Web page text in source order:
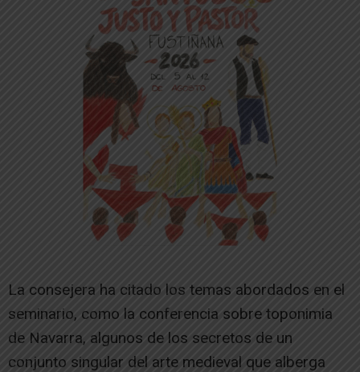
La consejera ha citado los temas abordados en el
seminario, como la conferencia sobre toponimia
de Navarra, algunos de los secretos de un
conjunto singular del arte medieval que alberga